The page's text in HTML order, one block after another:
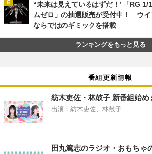
“未来は見えているはずだ！”「RG 1/
ムゼロ」の抽選販売が受付中！ ウイ
ならではのギミックを搭載
ランキングをもっと見る
番組更新情報
紡木吏佐・林鼓子 新番組始め
出演：紡木吏佐、林鼓子
田丸篤志のラジオ・おもちゃ